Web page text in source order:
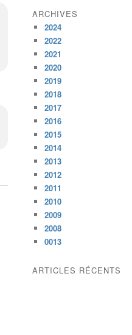
ARCHIVES
2024
2022
2021
2020
2019
2018
2017
2016
2015
2014
2013
2012
2011
2010
2009
2008
0013
ARTICLES RÉCENTS